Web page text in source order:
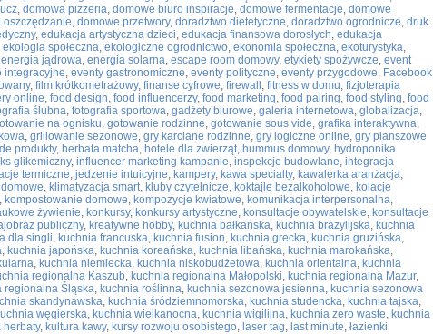
, domowa pizzeria, domowe biuro inspiracje, domowe fermentacje, domowe
oszczędzanie, domowe przetwory, doradztwo dietetyczne, doradztwo ogrodnicze, druk
, edukacja artystyczna dzieci, edukacja finansowa dorosłych, edukacja
ekologia społeczna, ekologiczne ogrodnictwo, ekonomia społeczna, ekoturystyka,
energia jądrowa, energia solarna, escape room domowy, etykiety spożywcze, event
integracyjne, eventy gastronomiczne, eventy polityczne, eventy przygodowe, Facebook
, film krótkometrażowy, finanse cyfrowe, firewall , fitness w domu, fizjoterapia
online, food design, food influencerzy, food marketing, food pairing, food styling, food
ślubna, fotografia sportowa, gadżety biurowe, galeria internetowa, globalizacja,
na ognisku, gotowanie rodzinne, gotowanie sous vide, grafika interaktywna,
, grillowanie sezonowe, gry karciane rodzinne, gry logiczne online, gry planszowe
produkty, herbata matcha, hotele dla zwierząt, hummus domowy, hydroponika
glikemiczny, influencer marketing kampanie, inspekcje budowlane, integracja
termiczne, jedzenie intuicyjne, kampery, kawa specialty, kawalerka aranżacja,
, klimatyzacja smart, kluby czytelnicze, koktajle bezalkoholowe, kolacje
, kompostowanie domowe, kompozycje kwiatowe, komunikacja interpersonalna,
żywienie, konkursy, konkursy artystyczne, konsultacje obywatelskie, konsultacje
publiczny, kreatywne hobby, kuchnia bałkańska, kuchnia brazylijska, kuchnia
dla singli, kuchnia francuska, kuchnia fusion, kuchnia grecka, kuchnia gruzińska,
, kuchnia japońska, kuchnia koreańska, kuchnia libańska, kuchnia marokańska,
, kuchnia niemiecka, kuchnia niskobudżetowa, kuchnia orientalna, kuchnia
regionalna Kaszub, kuchnia regionalna Małopolski, kuchnia regionalna Mazur,
regionalna Śląska, kuchnia roślinna, kuchnia sezonowa jesienna, kuchnia sezonowa
skandynawska, kuchnia śródziemnomorska, kuchnia studencka, kuchnia tajska,
węgierska, kuchnia wielkanocna, kuchnia wigilijna, kuchnia zero waste, kuchnia
herbaty, kultura kawy, kursy rozwoju osobistego, laser tag, last minute, łazienki